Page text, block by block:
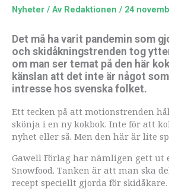
Nyheter / Av Redaktionen / 24
Det må ha varit pandemin som
och skidåkningstrenden tog
om man ser temat på den här
känslan att det inte är något
intresse hos svenska folket.
Ett tecken på att motionstrenden
skönja i en ny kokbok. Inte för att
nyhet eller så. Men den här är lite
Gawell Förlag har nämligen gett ut
Snowfood. Tanken är att man ska
recept speciellt gjorda för skidåkare.